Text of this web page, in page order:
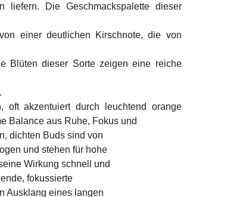
liefern. Die Geschmackspalette dieser
einer deutlichen Kirschnote, die von
Blüten dieser Sorte zeigen eine reiche
akzentuiert durch leuchtend orange
Balance aus Ruhe, Fokus und
dichten Buds sind von
und stehen für hohe
Wirkung schnell und
fokussierte
Ausklang eines langen